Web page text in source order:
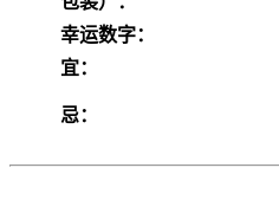
幸运数字：
宜：
忌：